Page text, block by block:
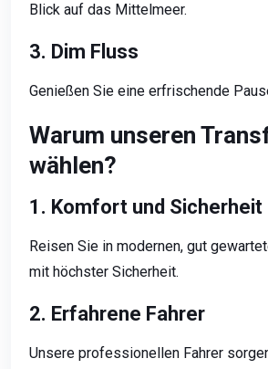
Blick auf das Mittelmeer.
3. Dim Fluss
Genießen Sie eine erfrischende
Warum unseren
wählen?
1. Komfort und Sicherheit
Reisen Sie in modernen, gut
mit höchster Sicherheit.
2. Erfahrene Fahrer
Unsere professionellen Fahrer